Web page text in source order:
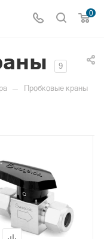
0
9
— Пробковые краны